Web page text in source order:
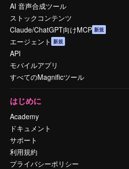
AI 音声合成ツール
ストックコンテンツ
Claude/ChatGPT向けMCP 新規
エージェント 新規
API
モバイルアプリ
すべてのMagnificツール
はじめに
Academy
ドキュメント
サポート
利用規約
プライバシーポリシー